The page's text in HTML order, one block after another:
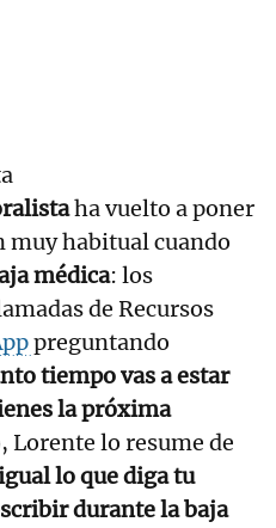
ha vuelto a poner
muy habitual cuando
médica: los
de Recursos
preguntando
tiempo vas a estar
la próxima
Lorente lo resume de
lo que diga tu
durante la baja